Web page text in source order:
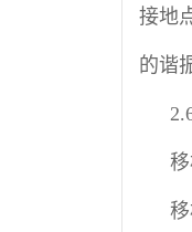
接地
的谐